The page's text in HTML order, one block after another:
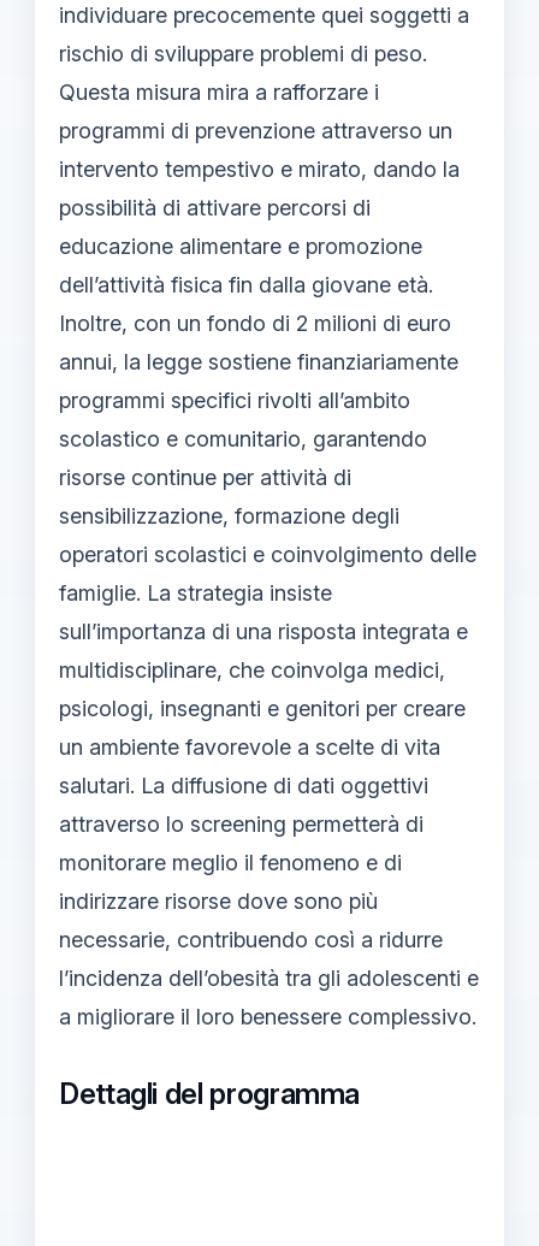
individuare precocemente quei soggetti a
rischio di sviluppare problemi di peso.
Questa misura mira a rafforzare i
programmi di prevenzione attraverso un
intervento tempestivo e mirato, dando la
possibilità di attivare percorsi di
educazione alimentare e promozione
dell’attività fisica fin dalla giovane età.
Inoltre, con un fondo di 2 milioni di euro
annui, la legge sostiene finanziariamente
programmi specifici rivolti all’ambito
scolastico e comunitario, garantendo
risorse continue per attività di
sensibilizzazione, formazione degli
operatori scolastici e coinvolgimento delle
famiglie. La strategia insiste
sull’importanza di una risposta integrata e
multidisciplinare, che coinvolga medici,
psicologi, insegnanti e genitori per creare
un ambiente favorevole a scelte di vita
salutari. La diffusione di dati oggettivi
attraverso lo screening permetterà di
monitorare meglio il fenomeno e di
indirizzare risorse dove sono più
necessarie, contribuendo così a ridurre
l’incidenza dell’obesità tra gli adolescenti e
a migliorare il loro benessere complessivo.
Dettagli del programma